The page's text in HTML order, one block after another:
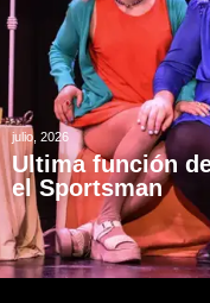
julio, 2026
Ultima función
el Sportsman